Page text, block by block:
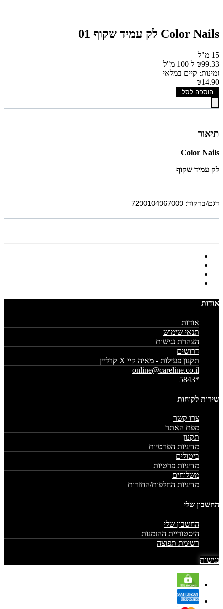
Color Nails לק עמיד שקוף 01
15 מ"ל
₪99.33 ל 100 מ"ל
זמינות: קיים במלאי
₪14.90
הוספה לסל
תיאור
Color Nails
לק עמיד שקוף
דגם/ברקוד: 7290104967009
אודות
אודות
תנאי שימוש
הצהרת נגישות
דרושים
תקנון פעילות - מאיה קיי X קרליין
online@careline.co.il
*5843
שירות לקוחות
צרו קשר
מפת האתר
תקנון
מדיניות הפרטיות
ביטולים
מדיניות פרטיות
משלוחים
מדיניות החלפות/החזרות
החשבון שלי
החשבון שלי
היסטוריית ההזמנות
רשימת תפוצה
נגישות